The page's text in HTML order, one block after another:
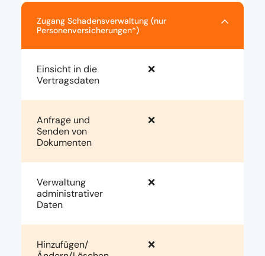
Zugang Schadensverwaltung (nur
Personenversicherungen*)
Einsicht in die
Vertragsdaten
❌
Anfrage und
Senden von
Dokumenten
❌
Verwaltung
administrativer
Daten
❌
Hinzufügen/
❌